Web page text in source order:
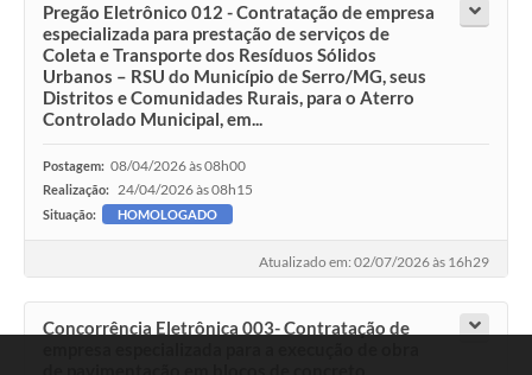
Pregão Eletrônico 012 - Contratação de empresa
especializada para prestação de serviços de
Coleta e Transporte dos Resíduos Sólidos
Urbanos – RSU do Município de Serro/MG, seus
Distritos e Comunidades Rurais, para o Aterro
Controlado Municipal, em...
Postagem: 08/04/2026 às 08h00
Realização: 24/04/2026 às 08h15
Situação: HOMOLOGADO
Atualizado em: 02/07/2026 às 16h29
Concorrência Eletrônica 003- Contratação de